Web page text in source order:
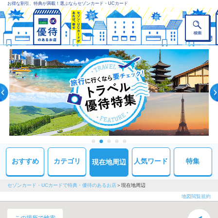
お得な割引、特典が満載！選ぶならセゾンカード・UCカード
おすすめ カテゴリ 現在地周辺 人気ワード 特集
セゾンカード・UCカードで特典・優待のあるお店 現在地周辺
地図閲覧規約